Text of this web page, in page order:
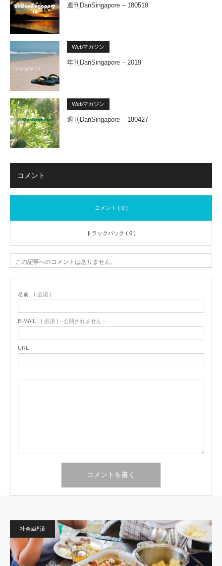
週刊DanSingapore – 180519
Webマガジン
年刊DanSingapore – 2019
Webマガジン
週刊DanSingapore – 180427
コメント
コメント ( 0 )
トラックバック ( 0 )
この記事へのコメントはありません。
名前 ( 必須 )
E-MAIL ( 必須 ) - 公開されません -
URL
社会&経済